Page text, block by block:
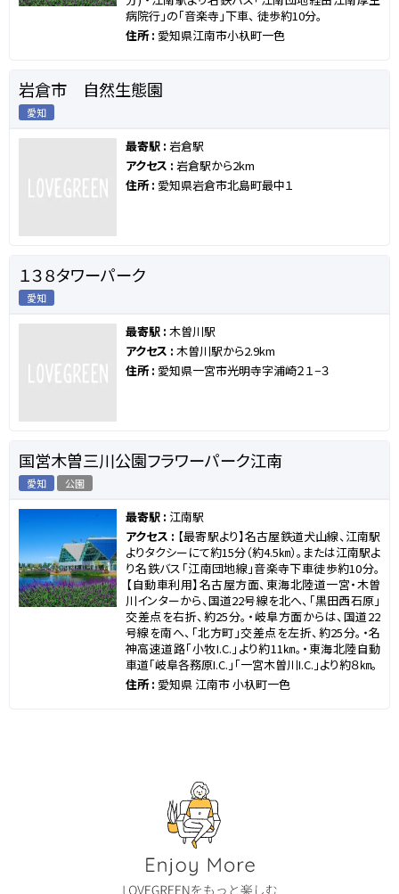
病院行」の「音楽寺」下車、 徒歩約10分。
住所 : 愛知県江南市小杁町一色
岩倉市 自然生態園
愛知
最寄駅 : 岩倉駅
アクセス : 岩倉駅から2km
住所 : 愛知県岩倉市北島町最中１
１３８タワーパーク
愛知
最寄駅 : 木曽川駅
アクセス : 木曽川駅から2.9km
住所 : 愛知県一宮市光明寺字浦崎２１−３
国営木曽三川公園フラワーパーク江南
愛知 公園
最寄駅 : 江南駅
アクセス : 【最寄駅より】名古屋鉄道犬山線、江南駅
よりタクシーにて約15分（約4.5㎞）。または江南駅よ
り名鉄バス「江南団地線」音楽寺下車徒歩約10分。
【自動車利用】名古屋方面、東海北陸道一宮・木曽
川インターから、国道22号線を北へ、「黒田西石原」
交差点を右折、約25分。・岐阜方面からは、国道22
号線を南へ、「北方町」交差点を左折、約25分。・名
神高速道路「小牧I.C.」より約11㎞。・東海北陸自動
車道「岐阜各務原I.C.」「一宮木曽川I.C.」より約８㎞。
住所 : 愛知県 江南市 小杁町一色